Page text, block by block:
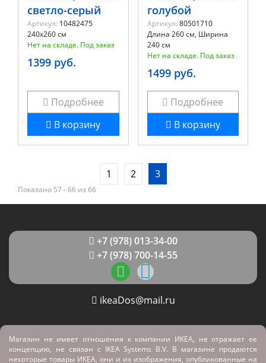
светло-серый
Артикул: 10482475
240x260 см
Нет на складе. Под заказ
1399 руб.
Подробнее
В корзину
голубой
Артикул: 80501710
Длина 260 см, Ширина
240 см
Нет на складе. Под заказ
1499 руб.
Подробнее
В корзину
1 2 3
Показано 57 - 66 из 66
+7 (978) 013-34-00
+7 (978) 700-14-55
ikeaDos@mail.ru
Магазин не имеет отношения к компании ИКЕА, не отражает ее
концепцию, не связан с IKEA Systems B.V. В магазине продаются
некоторые товары ИКЕА, они и их изображения, опубликованные на